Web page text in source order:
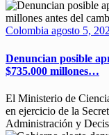
Colombia agosto 5,
Denuncian posible
$735.000 millones…
El Ministerio de
en ejercicio de la
Administración y